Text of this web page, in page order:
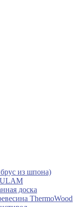
из шпона)
доска
ThermoWood